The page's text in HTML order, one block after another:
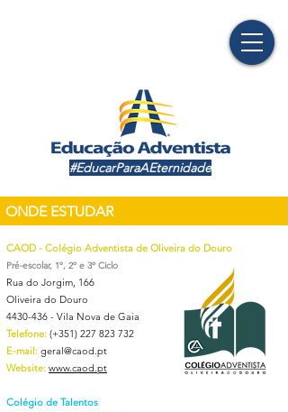
#EducarParaAEternidade
ONDE ESTUDAR
CAOD - Colégio Adventista de Oliveira do Douro
Pré-escolar, 1º, 2º e 3º Ciclo​
Rua do Jorgim, 166
Oliveira do Douro
4430-436 - Vila Nova de Gaia
Telefone: (+351) 227 823 732
E-mail: geral@caod.pt
Website: www.caod.pt
Colégio de Talentos